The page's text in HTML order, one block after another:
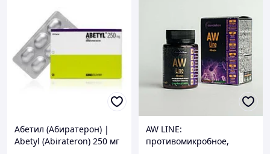
Абетил (Абиратерон) |
Abetyl (Аbirateron) 250 мг
AW LINE:
противомикробное,